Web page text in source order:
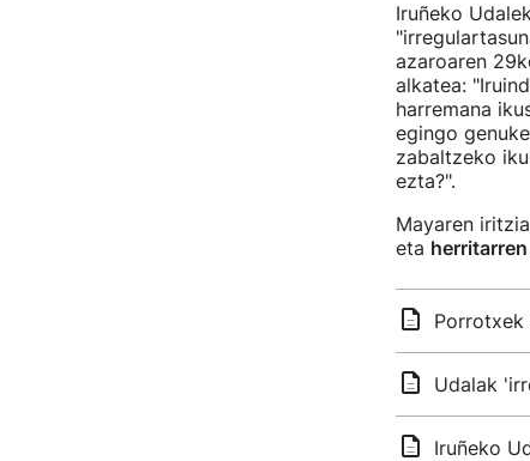
Iruñeko
azaroaren
alkatea:
harremana
egingo
zabaltzeko
ezta?".
Mayaren
eta
Porrotxek
Udalak
Iruñeko